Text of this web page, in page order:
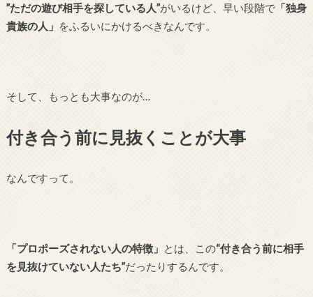
”ただの遊び相手を探している人”がいるけど、早い段階で「独身
貴族の人」 をふるいにかけるべきなんです。
そして、もっとも大事なのが…
付き合う前に見抜くことが大事
なんですって。
「プロポーズされない人の特徴」 とは、この“付き合う前に相手
を見抜けていない人たち”だったりするんです。